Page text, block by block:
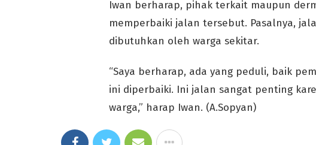
Iwan berharap, pihak terkait maupun
memperbaiki jalan tersebut. Pasalnya,
dibutuhkan oleh warga sekitar.
“Saya berharap, ada yang peduli, baik
ini diperbaiki. Ini jalan sangat penting
warga,” harap Iwan. (A.Sopyan)